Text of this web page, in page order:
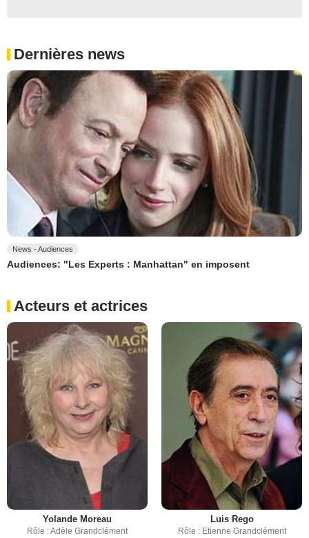
Dernières news
News - Audiences
Audiences: "Les Experts : Manhattan" en imposent
Acteurs et actrices
Yolande Moreau
Rôle : Adèle Grandclément
Luis Rego
Rôle : Etienne Grandclément